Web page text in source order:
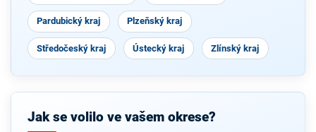
Pardubický kraj Plzeňský kraj
Středočeský kraj Ústecký kraj Zlínský kraj
Jak se volilo ve vašem okrese?